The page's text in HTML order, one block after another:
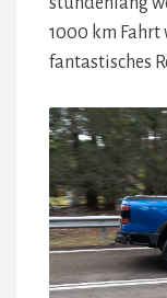
1000 km Fahrt
fantastisches